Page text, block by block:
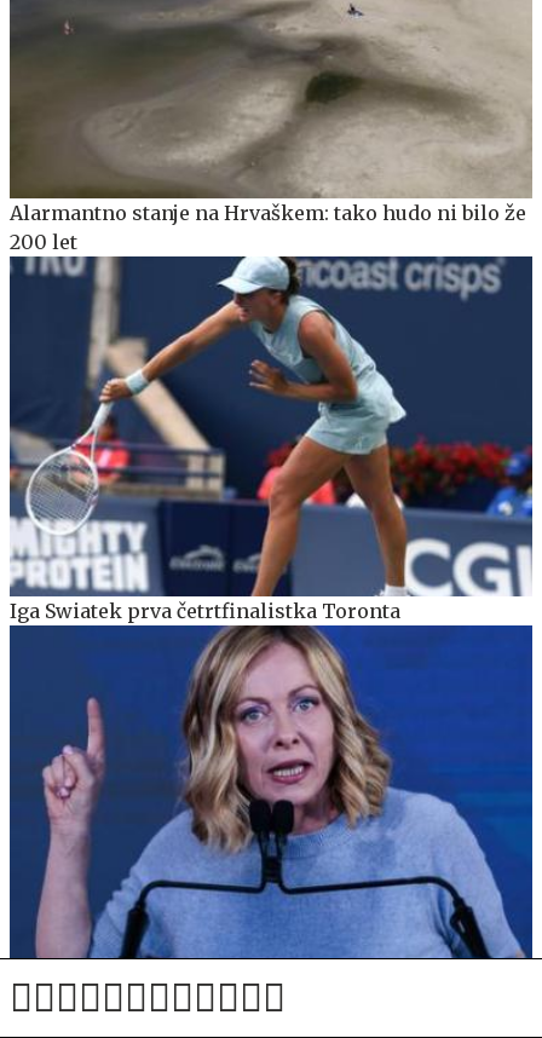
Alarmantno stanje na Hrvaškem: tako hudo ni bilo že
200 let
Iga Swiatek prva četrtfinalistka Toronta
Španska vlada Italiji do nedelje postavila rok za
odpravo mejnega nadzora